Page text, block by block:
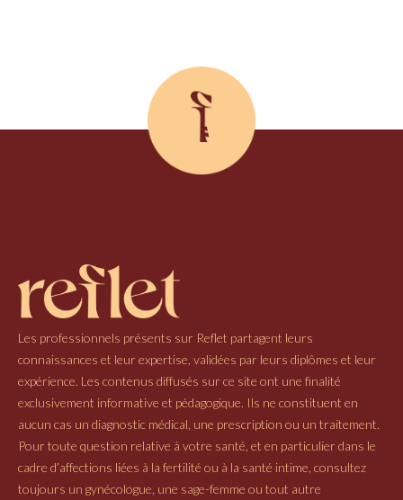
Les professionnels présents sur Reflet partagent leurs
connaissances et leur expertise, validées par leurs diplômes et leur
expérience. Les contenus diffusés sur ce site ont une finalité
exclusivement informative et pédagogique. Ils ne constituent en
aucun cas un diagnostic médical, une prescription ou un traitement.
Pour toute question relative à votre santé, et en particulier dans le
cadre d’affections liées à la fertilité ou à la santé intime, consultez
toujours un gynécologue, une sage-femme ou tout autre